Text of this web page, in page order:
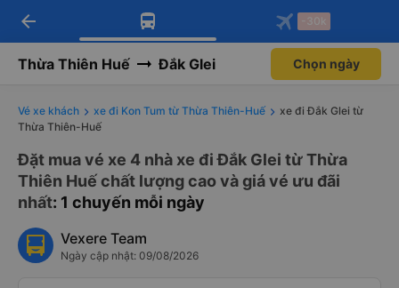
Tải app Vexere ngay!
Nhận ưu đãi thành viên độc
Mở app
Tải app Vexere
-30k/ghế khi đặt vé máy bay qua
Mở app
arrow_back -30k
Thừa Thiên Huế Đắk Glei Chọn ngày
Vé xe khách xe đi Kon Tum từ Thừa Thiên-Huế
xe đi Đắk Glei từ
Thừa Thiên-Huế
Đặt mua vé xe 4 nhà xe đi Đắk Glei từ Thừa
Thiên Huế chất lượng cao và giá vé ưu đãi
nhất: 1 chuyến mỗi ngày
Vexere Team
Ngày cập nhật: 09/08/2026